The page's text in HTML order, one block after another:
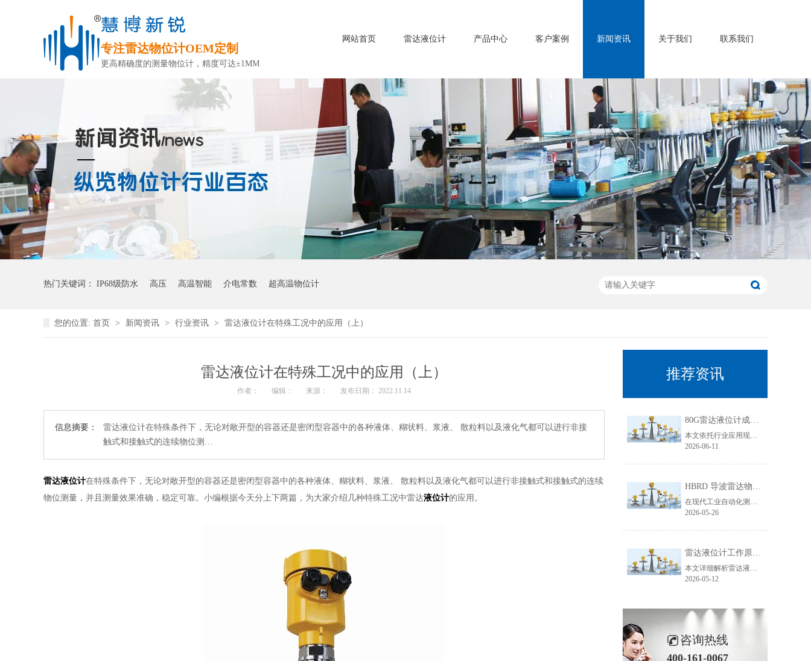
专注雷达物位计OEM定制
更高精确度的测量物位计，精度可达±1MM
网站首页 雷达液位计 产品中心 客户案例 新闻资讯 关于我们 联系我们
热门关键词： IP68级防水 高压 高温智能 介电常数 超高温物位计
您的位置: 首页 > 新闻资讯 > 行业资讯 > 雷达液位计在特殊工况中的应用（上）
雷达液位计在特殊工况中的应用（上）
作者： 编辑： 来源： 发布日期： 2022.11.14
信息摘要：
雷达液位计在特殊条件下，无论对敞开型的容器还是密闭型容器中的各种液体、糊状料、浆液、 散粒料以及液化气都可以进行非接
触式和接触式的连续物位测…
雷达液位计在特殊条件下，无论对敞开型的容器还是密闭型容器中的各种液体、糊状料、浆液、 散粒料以及液化气都可以进行非接触式和接触式的连续
物位测量，并且测量效果准确，稳定可靠。小编根据今天分上下两篇，为大家介绍几种特殊工况中雷达液位计的应用。
推荐资讯
80G雷达液位计成行业主流！国产雷达液位计五大发展趋势解析
本文依托行业应用现状与技术迭代规律，聚焦80G雷达液位计技术升级核心，从高频迭代普及、数字化智能升级、工况专属定制、一体化结构优化、安全合规升级五大维度，深度拆解国产雷达液位计未来发展趋势，贴合工业选型需求与搜索引擎收录规则，为行业技术升级、设备采购改造提供专业参考。
2026-06-11
HBRD 导波雷达物位计全面介绍、应用场景及核心优势
在现代工业自动化测控领域，物位监测是生产线稳定运行、仓储管理、工艺调控的重要环节。面对粘稠介质、易结晶物料、低介电常数介质、狭小罐体、强腐蚀工况等复杂测量环境，传统液位、料位仪表常常出现测量不准、卡料、失灵、寿命短等问题。而HBRD导波雷达物位计凭借成熟的技术架构与稳定的实测表现，成为工业现场主流的精密物位测量设备。
2026-05-26
雷达液位计工作原理_精准测量储罐液位的方法-毫米级精度保障
本文详细解析雷达液位计精准测量的核心原理、主流技术、关键步骤及应用场景，助力企业了解雷达液位计工作逻辑，选型适配各类储罐测量需求。
2026-05-12
咨询热线
400-161-0067